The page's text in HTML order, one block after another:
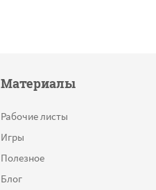
Материалы
Рабочие листы
Игры
Полезное
Блог